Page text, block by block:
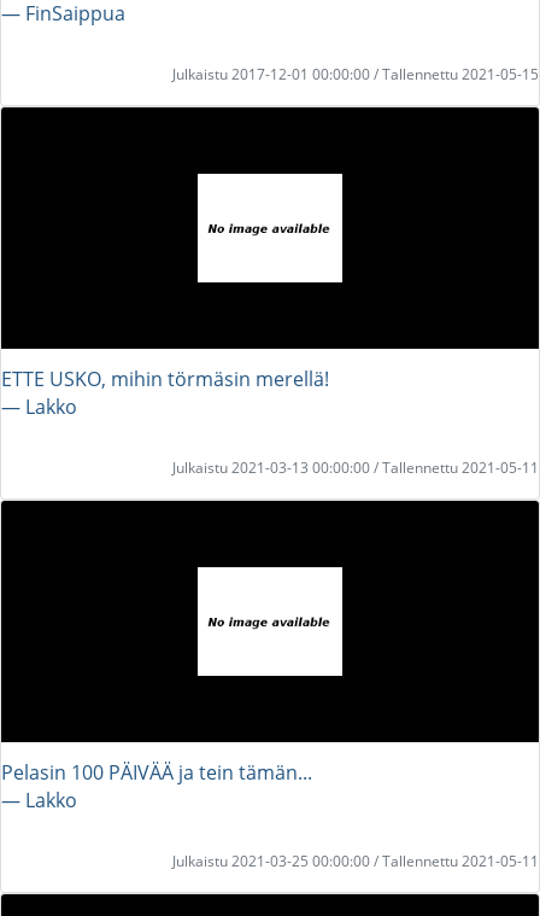
― FinSaippua
Julkaistu 2017-12-01 00:00:00 / Tallennettu 2021-05-15
ETTE USKO, mihin törmäsin merellä!
― Lakko
Julkaistu 2021-03-13 00:00:00 / Tallennettu 2021-05-11
Pelasin 100 PÄIVÄÄ ja tein tämän...
― Lakko
Julkaistu 2021-03-25 00:00:00 / Tallennettu 2021-05-11